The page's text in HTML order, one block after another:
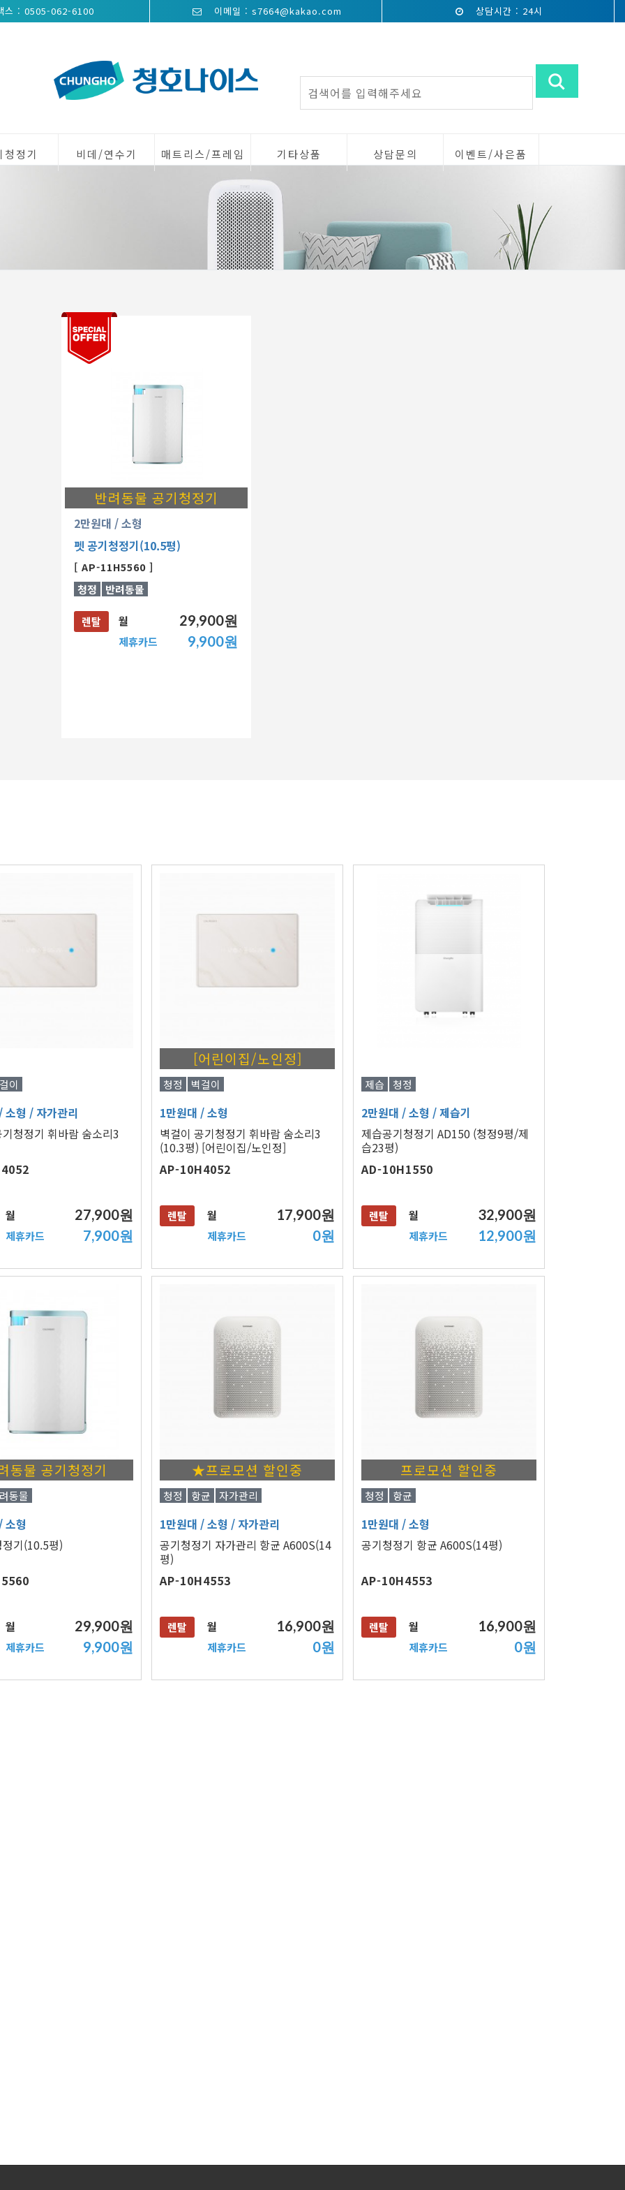
스 : 0505-062-6100 이메일 : s7664@kakao.com 상담시간 : 24시
청정기 비데/연수기 매트리스/프레임 기타상품 상담문의 이벤트/사은품
반려동물 공기청정기
2만원대 / 소형
펫 공기청정기(10.5평)
[ AP-11H5560 ]
청정
반려동물
렌탈 월 29,900원
제휴카드 9,900원
이
소형 / 자가관리
청정기 휘바람 숨소리3
월 27,900원
제휴카드 7,900원
[어린이집/노인정]
청정 벽걸이
1만원대 / 소형
벽걸이 공기청정기 휘바람 숨소리3
(10.3평) [어린이집/노인정]
AP-10H4052
렌탈 월 17,900원
제휴카드 0원
제습 청정
2만원대 / 소형 / 제습기
제습공기청정기 AD150 (청정9평/제
습23평)
AD-10H1550
렌탈 월 32,900원
제휴카드 12,900원
동물 공기청정기
동물
소형
기(10.5평)
월 29,900원
제휴카드 9,900원
★프로모션 할인중
청정 항균 자가관리
1만원대 / 소형 / 자가관리
공기청정기 자가관리 항균 A600S(14
평)
AP-10H4553
렌탈 월 16,900원
제휴카드 0원
프로모션 할인중
청정 항균
1만원대 / 소형
공기청정기 항균 A600S(14평)
AP-10H4553
렌탈 월 16,900원
제휴카드 0원